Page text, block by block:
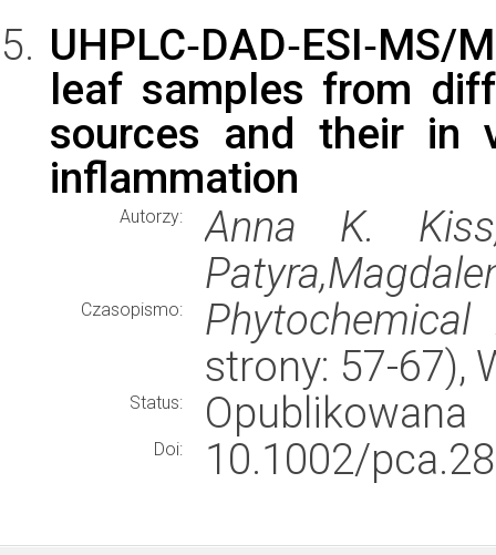
leaf samples from
sources and their in
inflammation
Autorzy:
Anna K.
Czasopismo:
Phytochemical
strony: 57-67),
Status: Opublikowana
Doi: 10.1002/